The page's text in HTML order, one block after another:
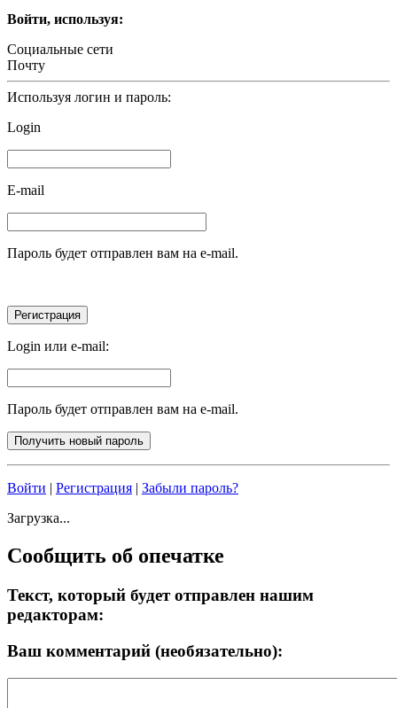
Войти, используя:
Социальные сети
Почту
Используя логин и пароль:
Login
E-mail
Пароль будет отправлен вам на e-mail.
Login или e-mail:
Пароль будет отправлен вам на e-mail.
Войти | Регистрация | Забыли пароль?
Загрузка...
Сообщить об опечатке
Текст, который будет отправлен нашим
редакторам:
Ваш комментарий (необязательно):